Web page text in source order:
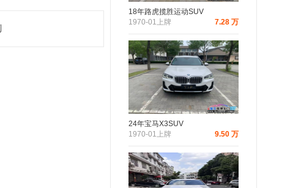
18年路虎揽胜运动SUV
1970-01上牌
7.28 万
24年宝马X3SUV
1970-01上牌
9.50 万